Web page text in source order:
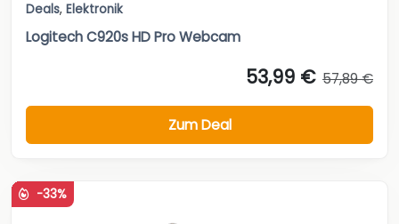
Deals, Elektronik
Logitech C920s HD Pro Webcam
53,99 € 57,89 €
Zum Deal
-33%